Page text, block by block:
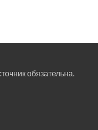
обязательна.